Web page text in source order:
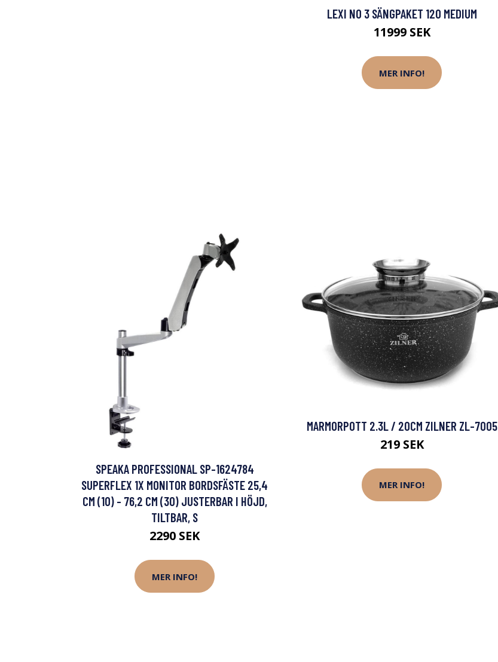
LEXI NO 3 SÄNGPAKET 120 MEDIUM
11999 SEK
MER INFO!
SPEAKA PROFESSIONAL SP-1624784
SUPERFLEX 1X MONITOR BORDSFÄSTE 25,4
CM (10) - 76,2 CM (30) JUSTERBAR I HÖJD,
TILTBAR, S
2290 SEK
MER INFO!
MARMORPOTT 2.3L / 20CM ZILNER ZL-7005
219 SEK
MER INFO!